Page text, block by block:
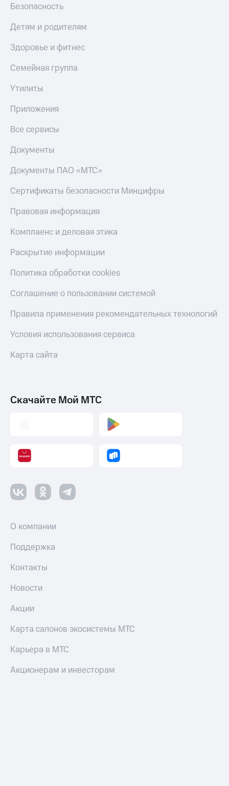
Планшеты
Акции
скидки
Все
товары
Безопасность
Детям и родителям
Здоровье и фитнес
Семейная группа
Утилиты
Приложения
Все сервисы
Документы
Документы ПАО «МТС»
Сертификаты безопасности Минцифры
Правовая информация
Комплаенс и деловая этика
Раскрытие информации
Политика обработки cookies
Соглашение о пользовании системой
Правила применения рекомендательных технологий
Условия использования сервиса
Карта сайта
Скачайте Мой МТС
О компании
Поддержка
Контакты
Новости
Акции
Карта салонов экосистемы МТС
Карьера в МТС
Акционерам и инвесторам